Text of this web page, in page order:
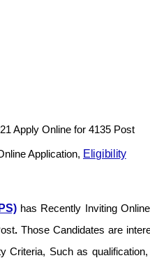
Application, Eligibility
has Recently Inviting
. Those Candidates are
Criteria, Such as